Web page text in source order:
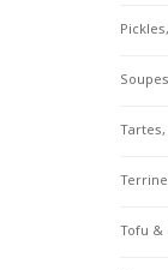
Tofu &